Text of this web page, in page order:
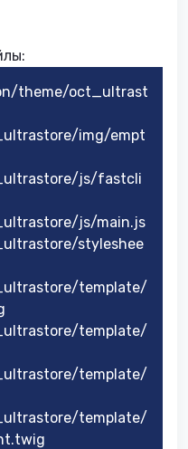
theme/oct_ultrast
img/empt
js/fastcli
js/main.js
styleshee
template/
template/
template/
template/